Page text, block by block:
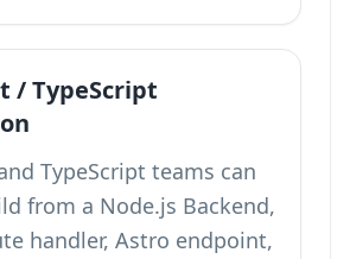
/ TypeScript
TypeScript teams can
from a Node.js Backend,
handler, Astro endpoint,